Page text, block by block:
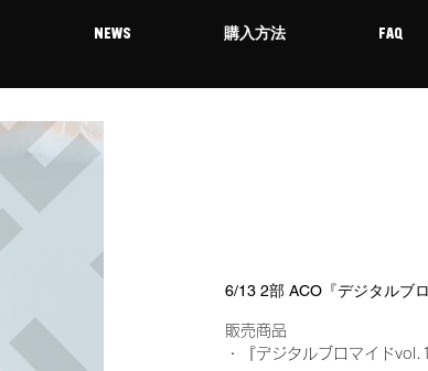
NEWS 購入方法 FAQ
6/13 2部 ACO『デジタルブ
販売商品
・『デジタルブロマイド